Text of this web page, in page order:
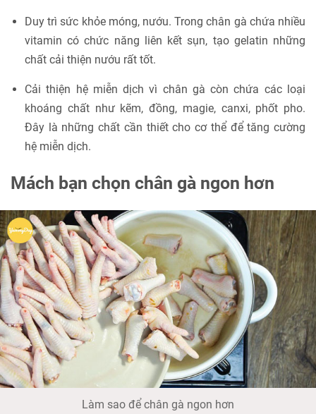
Duy trì sức khỏe móng, nướu. Trong chân gà chứa nhiều
vitamin có chức năng liên kết sụn, tạo gelatin những
chất cải thiện nướu rất tốt.
Cải thiện hệ miễn dịch vì chân gà còn chứa các loại
khoáng chất như kẽm, đồng, magie, canxi, phốt pho.
Đây là những chất cần thiết cho cơ thể để tăng cường
hệ miễn dịch.
Mách bạn chọn chân gà ngon hơn
Làm sao để chân gà ngon hơn